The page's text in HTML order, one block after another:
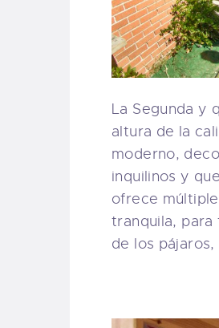
La Segunda y
altura de la
moderno,
inquilinos y
ofrece
tranquila,
de los